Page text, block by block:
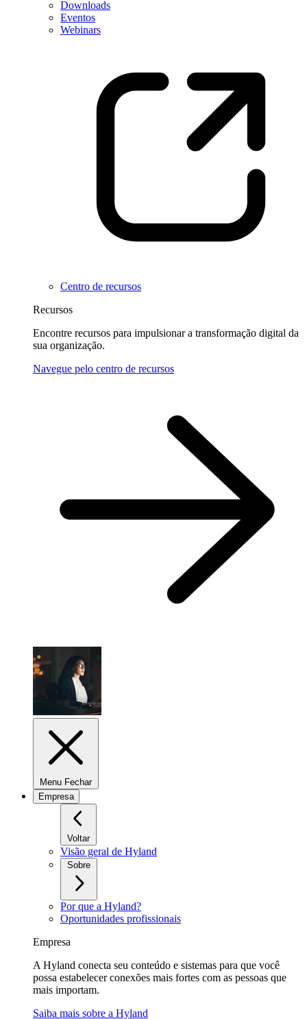
Downloads
Eventos
Webinars
Centro de recursos
Recursos
Encontre recursos para impulsionar a transformação digital da
sua organização.
Navegue pelo centro de recursos
Menu Fechar
Empresa
Voltar
Visão geral de Hyland
Sobre
Por que a Hyland?
Oportunidades profissionais
Empresa
A Hyland conecta seu conteúdo e sistemas para que você
possa estabelecer conexões mais fortes com as pessoas que
mais importam.
Saiba mais sobre a Hyland